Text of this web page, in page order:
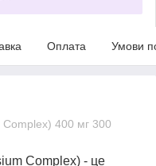
Оплата Умови
400 мг 300
Complex) - це